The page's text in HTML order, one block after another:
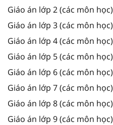
Giáo án lớp 2 (các môn học)
Giáo án lớp 3 (các môn học)
Giáo án lớp 4 (các môn học)
Giáo án lớp 5 (các môn học)
Giáo án lớp 6 (các môn học)
Giáo án lớp 7 (các môn học)
Giáo án lớp 8 (các môn học)
Giáo án lớp 9 (các môn học)